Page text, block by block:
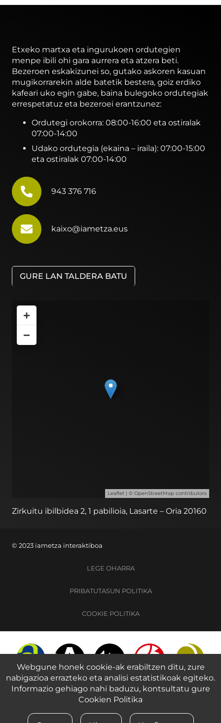
Etxeko martxa eta ingurukoen ordutegien
menpe ibili ohi gara aurrera eta atzera beti.
Bezeroen eskakizunei so, gutako askoren kasuan
mugikorrarekin alde batetik bestera, goiz erdiko
kafeari uko egin gabe, baina bulegoko ordutegiak
errespetatuz eta bezeroei erantzunez:
Ordutegi orokorra: 08:00-16:00 eta ostiralak
07:00-14:00
Udako ordutegia (ekaina – iraila): 07:00-15:00
eta ostiralak 07:00-14:00
943 376 716
kaixo@iametza.eus
GURE LAN TALDERA BATU
+
−
Leaflet | © OpenStreetMap contributors
Zirkuitu ibilbidea 2, 1 pabilioia, Lasarte – Oria 20160
© 2023 iametza interaktiboa
LEGE OHARRA
PRIBATUTASUN POLITIKA
COOKIE POLITIKA
Webgune honek cookie-ak erabiltzen ditu, zure
nabigazioa errazteko eta analisi estatistikoak egiteko.
Informazio gehiago nahi baduzu, kontsultatu gure
Cookien Politika